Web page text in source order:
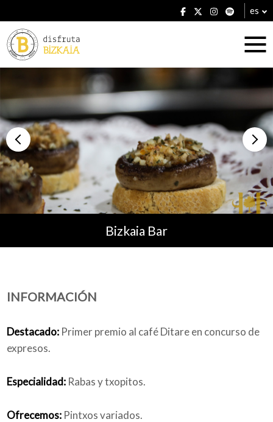
es
Alojamientos
Restaurantes
Planes
Blog
Bizkaia Bar
INFORMACIÓN
Destacado: Primer premio al café Ditare en concurso de
expresos.
Especialidad: Rabas y txopitos.
Ofrecemos: Pintxos variados.